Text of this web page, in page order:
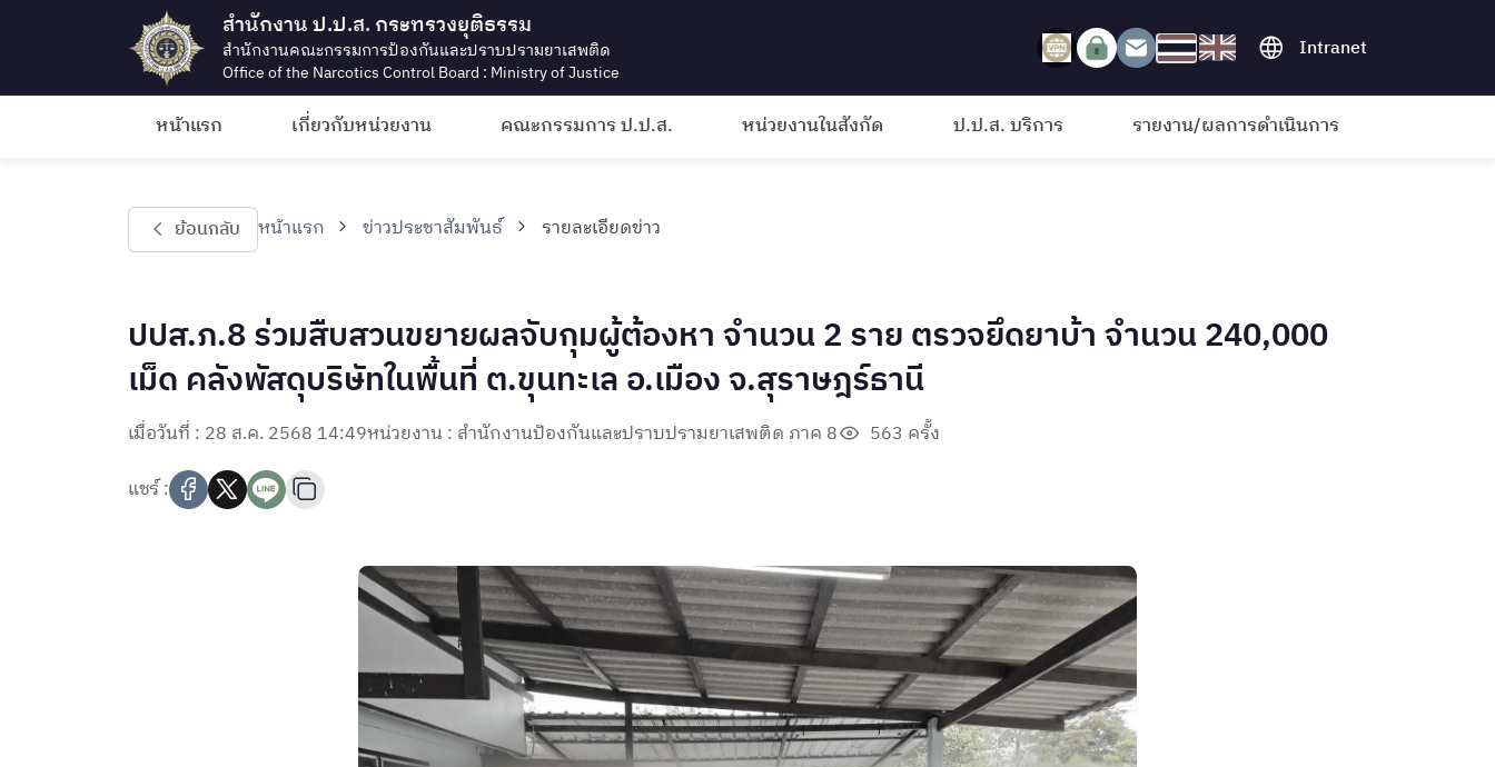
สำนักงาน ป.ป.ส. กระทรวงยุติธรรม
สำนักงานคณะกรรมการป้องกันและปราบปรามยาเสพติด
Office of the Narcotics Control Board : Ministry of Justice
Intranet
หน้าแรก เกี่ยวกับหน่วยงาน คณะกรรมการ ป.ป.ส. หน่วยงานในสังกัด ป.ป.ส. บริการ รายงาน/ผลการดำเนินการ
ย้อนกลับ หน้าแรก ข่าวประชาสัมพันธ์ รายละเอียดข่าว
ปปส.ภ.8 ร่วมสืบสวนขยายผลจับกุมผู้ต้องหา จำนวน 2 ราย ตรวจยึดยาบ้า จำนวน 240,000
เม็ด คลังพัสดุบริษัทในพื้นที่ ต.ขุนทะเล อ.เมือง จ.สุราษฎร์ธานี
เมื่อวันที่ : 28 ส.ค. 2568 14:49หน่วยงาน : สำนักงานป้องกันและปราบปรามยาเสพติด ภาค 8
563 ครั้ง
แชร์ :